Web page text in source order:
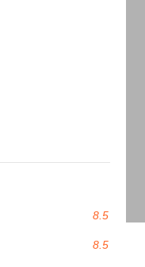
8.5
8.5